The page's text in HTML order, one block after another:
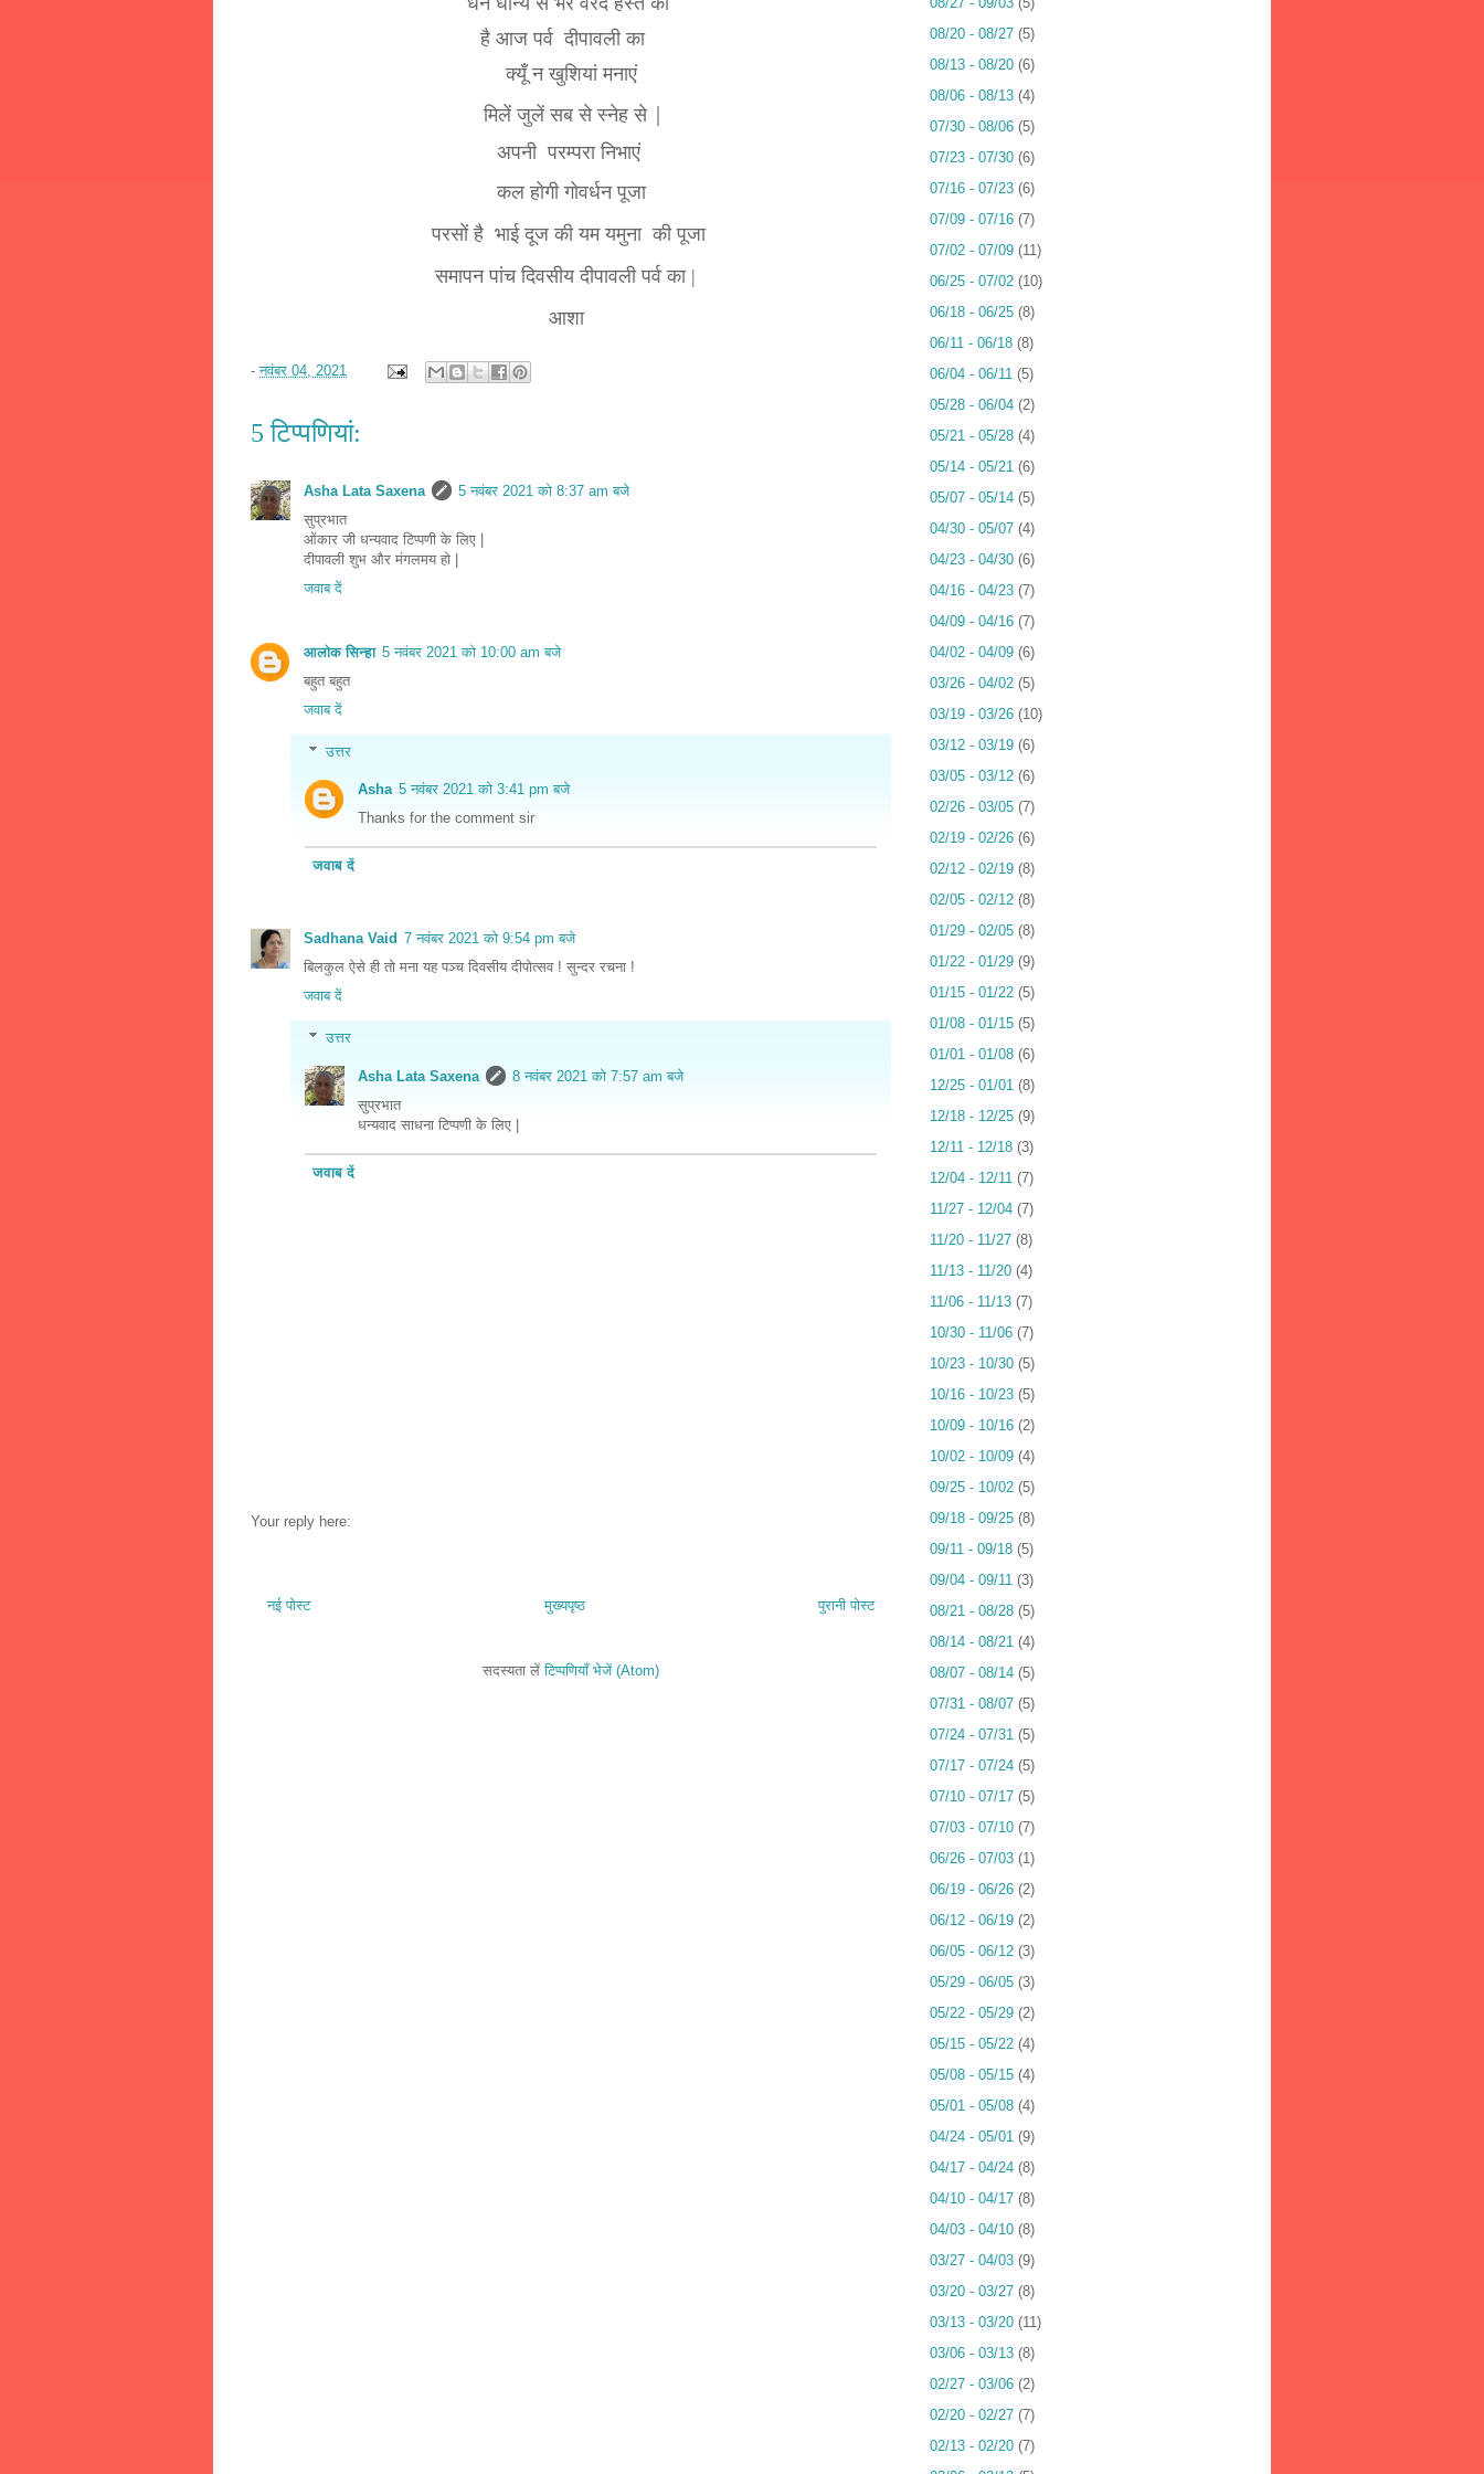
है आज पर्व दीपावली का
क्यूँ न खुशियां मनाएं
मिलें जुलें सब से स्नेह से |
अपनी परम्परा निभाएं
कल होगी गोवर्धन पूजा
परसों है भाई दूज कीयम यमुना की पूजा
समापन पांच दिवसीय दीपावली पर्व का |
आशा
-नवंबर 04, 2021
5 टिप्‍पणियां:
Asha Lata Saxena
5 नवंबर 2021 को 8:37 am बजे
सुप्रभात
ओंकार जी धन्यवाद टिप्पणी के लिए |
दीपावली शुभ और मंगलमय हो |
जवाब दें
आलोक सिन्हा 5 नवंबर 2021 को 10:00 am बजे
बहुत बहुत
जवाब दें
उत्तर
Asha 5 नवंबर 2021 को 3:41 pm बजे
Thanks for the comment sir
जवाब दें
Sadhana Vaid 7 नवंबर 2021 को 9:54 pm बजे
बिलकुल ऐसे ही तो मना यह पञ्च दिवसीय दीपोत्सव ! सुन्दर रचना !
जवाब दें
उत्तर
Asha Lata Saxena
8 नवंबर 2021 को 7:57 am बजे
सुप्रभात
धन्यवाद साधना टिप्पणी के लिए |
जवाब दें
Your reply here:
नई पोस्ट पुरानी पोस्ट
मुख्यपृष्ठ
सदस्यता लेंटिप्पणियाँ भेजें (Atom)
08/20 - 08/27 (5)
08/13 - 08/20 (6)
08/06 - 08/13 (4)
07/30 - 08/06 (5)
07/23 - 07/30 (6)
07/16 - 07/23 (6)
07/09 - 07/16 (7)
07/02 - 07/09 (11)
06/25 - 07/02 (10)
06/18 - 06/25 (8)
06/11 - 06/18 (8)
06/04 - 06/11 (5)
05/28 - 06/04 (2)
05/21 - 05/28 (4)
05/14 - 05/21 (6)
05/07 - 05/14 (5)
04/30 - 05/07 (4)
04/23 - 04/30 (6)
04/16 - 04/23 (7)
04/09 - 04/16 (7)
04/02 - 04/09 (6)
03/26 - 04/02 (5)
03/19 - 03/26 (10)
03/12 - 03/19 (6)
03/05 - 03/12 (6)
02/26 - 03/05 (7)
02/19 - 02/26 (6)
02/12 - 02/19 (8)
02/05 - 02/12 (8)
01/29 - 02/05 (8)
01/22 - 01/29 (9)
01/15 - 01/22 (5)
01/08 - 01/15 (5)
01/01 - 01/08 (6)
12/25 - 01/01 (8)
12/18 - 12/25 (9)
12/11 - 12/18 (3)
12/04 - 12/11 (7)
11/27 - 12/04 (7)
11/20 - 11/27 (8)
11/13 - 11/20 (4)
11/06 - 11/13 (7)
10/30 - 11/06 (7)
10/23 - 10/30 (5)
10/16 - 10/23 (5)
10/09 - 10/16 (2)
10/02 - 10/09 (4)
09/25 - 10/02 (5)
09/18 - 09/25 (8)
09/11 - 09/18 (5)
09/04 - 09/11 (3)
08/21 - 08/28 (5)
08/14 - 08/21 (4)
08/07 - 08/14 (5)
07/31 - 08/07 (5)
07/24 - 07/31 (5)
07/17 - 07/24 (5)
07/10 - 07/17 (5)
07/03 - 07/10 (7)
06/26 - 07/03 (1)
06/19 - 06/26 (2)
06/12 - 06/19 (2)
06/05 - 06/12 (3)
05/29 - 06/05 (3)
05/22 - 05/29 (2)
05/15 - 05/22 (4)
05/08 - 05/15 (4)
05/01 - 05/08 (4)
04/24 - 05/01 (9)
04/17 - 04/24 (8)
04/10 - 04/17 (8)
04/03 - 04/10 (8)
03/27 - 04/03 (9)
03/20 - 03/27 (8)
03/13 - 03/20 (11)
03/06 - 03/13 (8)
02/27 - 03/06 (2)
02/20 - 02/27 (7)
02/13 - 02/20 (7)